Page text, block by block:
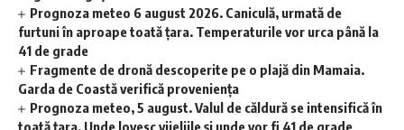
Prognoza meteo 6 august 2026. Caniculă, urmată de
furtuni în aproape toată țara. Temperaturile vor urca până la
41 de grade
Fragmente de dronă descoperite pe o plajă din Mamaia.
Garda de Coastă verifică proveniența
Prognoza meteo, 5 august. Valul de căldură se intensifică în
toată țara. Unde lovesc vijeliile și unde vor fi 41 de grade